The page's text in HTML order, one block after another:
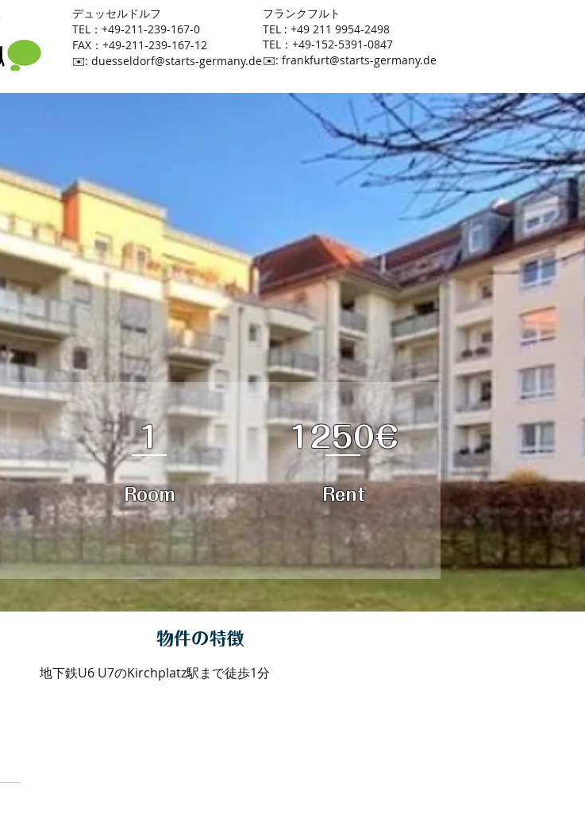
​デュッセルドルフ
TEL：+49-211-239-167-0
FAX：+49-211-239-167-12
​✉️: duesseldorf@starts-germany.de
​フランクフルト
TEL : +49 211 9954-2498
TEL：+49-152-5391-0847
​✉️: frankfurt@starts-germany.de
1
Room
1250€
Rent
物件の特徴
地下鉄U6 U7のKirchplatz駅まで徒歩1分